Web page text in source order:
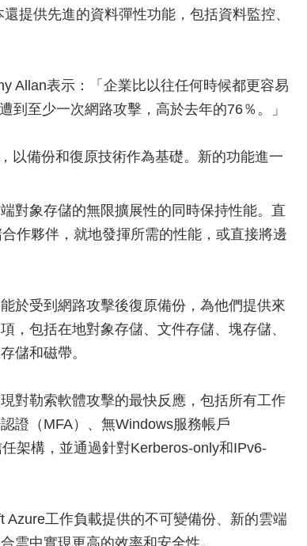
提供先進的資料彈性功能，包括資料監控、
Allan表示：「企業比以往任何時候都更容易
到至少一次網路攻擊，高於去年的76％。」
以備份和復原技術作為基礎。新的功能進一
對象存儲的無限擴展性的同時保持性能。直
作夥伴，就地發揮所需的性能，或直接將邊
於受到網路攻擊後復原備份，為他們提供來
，包括在地對象存儲、文件存儲、塊存儲、
儲和磁帶。
對勒索軟體攻擊的最快反應，包括所有工作
證（MFA）、無Windows服務帳戶
架構，並通過針對Kerberos-only和IPv6-
Azure工作負載提供的不可變備份、新的雲端